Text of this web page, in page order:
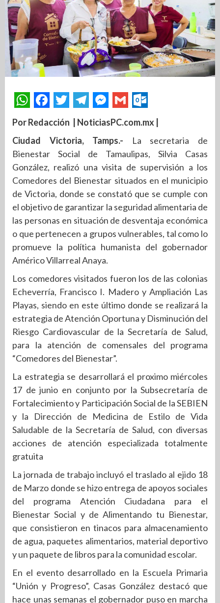
Por Redacción | NoticiasPC.com.mx |
Ciudad Victoria, Tamps.- La secretaria de
Bienestar Social de Tamaulipas, Silvia Casas
González, realizó una visita de supervisión a los
Comedores del Bienestar situados en el municipio
de Victoria, donde se constató que se cumple con
el objetivo de garantizar la seguridad alimentaria de
las personas en situación de desventaja económica
o que pertenecen a grupos vulnerables, tal como lo
promueve la política humanista del gobernador
Américo Villarreal Anaya.
Los comedores visitados fueron los de las colonias
Echeverría, Francisco I. Madero y Ampliación Las
Playas, siendo en este último donde se realizará la
estrategia de Atención Oportuna y Disminución del
Riesgo Cardiovascular de la Secretaría de Salud,
para la atención de comensales del programa
“Comedores del Bienestar”.
La estrategia se desarrollará el proximo miércoles
17 de junio en conjunto por la Subsecretaría de
Fortalecimiento y Participación Social de la SEBIEN
y la Dirección de Medicina de Estilo de Vida
Saludable de la Secretaría de Salud, con diversas
acciones de atención especializada totalmente
gratuita
La jornada de trabajo incluyó el traslado al ejido 18
de Marzo donde se hizo entrega de apoyos sociales
del programa Atención Ciudadana para el
Bienestar Social y de Alimentando tu Bienestar,
que consistieron en tinacos para almacenamiento
de agua, paquetes alimentarios, material deportivo
y un paquete de libros para la comunidad escolar.
En el evento desarrollado en la Escuela Primaria
“Unión y Progreso”, Casas González destacó que
hace unas semanas el gobernador puso en marcha